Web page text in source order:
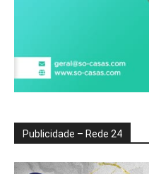
Publicidade – Rede 24